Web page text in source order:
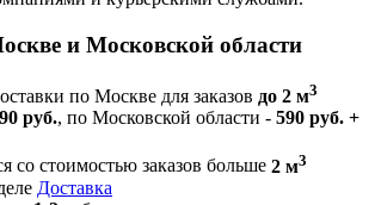
и Московской области
по Москве для заказов до 2 м3
руб., по Московской области - 590 руб. +
со стоимостью заказов больше 2 м3
Доставка